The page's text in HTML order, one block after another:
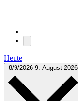
Heute
8/9/2026 9. August 2026